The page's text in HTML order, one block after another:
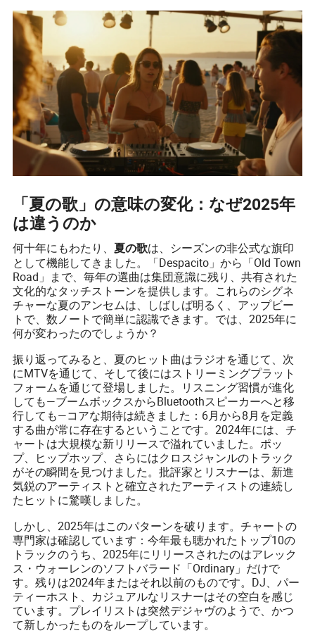
「夏の歌」の意味の変化：なぜ2025年
は違うのか
何十年にもわたり、夏の歌は、シーズンの非公式な旗印
として機能してきました。「Despacito」から「Old Town
Road」まで、毎年の選曲は集団意識に残り、共有された
文化的なタッチストーンを提供します。これらのシグネ
チャーな夏のアンセムは、しばしば明るく、アップビー
トで、数ノートで簡単に認識できます。では、2025年に
何が変わったのでしょうか？
振り返ってみると、夏のヒット曲はラジオを通じて、次
にMTVを通じて、そして後にはストリーミングプラット
フォームを通じて登場しました。リスニング習慣が進化
しても—ブームボックスからBluetoothスピーカーへと移
行しても—コアな期待は続きました：6月から8月を定義
する曲が常に存在するということです。2024年には、チ
ャートは大規模な新リリースで溢れていました。ポッ
プ、ヒップホップ、さらにはクロスジャンルのトラック
がその瞬間を見つけました。批評家とリスナーは、新進
気鋭のアーティストと確立されたアーティストの連続し
たヒットに驚嘆しました。
しかし、2025年はこのパターンを破ります。チャートの
専門家は確認しています：今年最も聴かれたトップ10の
トラックのうち、2025年にリリースされたのはアレック
ス・ウォーレンのソフトバラード「Ordinary」だけで
す。残りは2024年またはそれ以前のものです。DJ、パー
ティーホスト、カジュアルなリスナーはその空白を感じ
ています。プレイリストは突然デジャヴのようで、かつ
て新しかったものをループしています。